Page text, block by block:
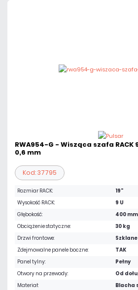
RWA954-G - Wisząca szafa RACK
0,6 mm
Kod: 37795
Rozmiar RACK:
19"
Wysokość RACK:
9 U
Głębokość:
400 mm
Obciążenie statyczne:
30 kg
Drzwi frontowe:
Szklane
Zdejmowalne panele boczne:
TAK
Panel tylny:
Pełny
Otwory na przewody:
Od
Materiał:
Blacha